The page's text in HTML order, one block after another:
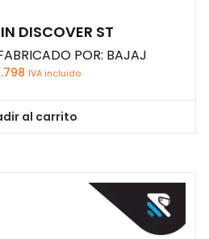
DISCOVER ST
POR: BAJAJ
IVA incluido
al carrito